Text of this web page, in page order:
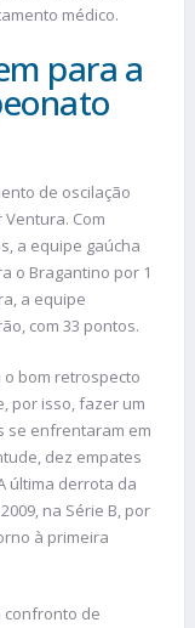
médico.
para a
de oscilação
Com
a equipe gaúcha
o Bragantino por 1
a equipe
com 33 pontos.
o bom retrospecto
por isso, fazer um
se enfrentaram em
dez empates
última derrota da
na Série B, por
à primeira
de